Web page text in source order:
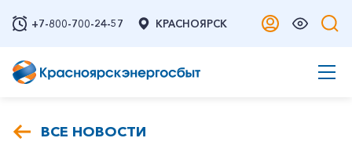
+7-800-700-24-57 КРАСНОЯРСК
ВСЕ НОВОСТИ